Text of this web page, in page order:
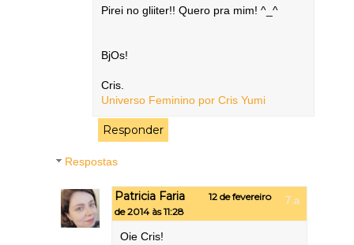
Pirei no gliiter!! Quero pra mim! ^_^
BjOs!
Cris.
Universo Feminino por Cris Yumi
Responder
Respostas
Patricia Faria
12 de fevereiro
de 2014 às 11:28
Oie Cris!